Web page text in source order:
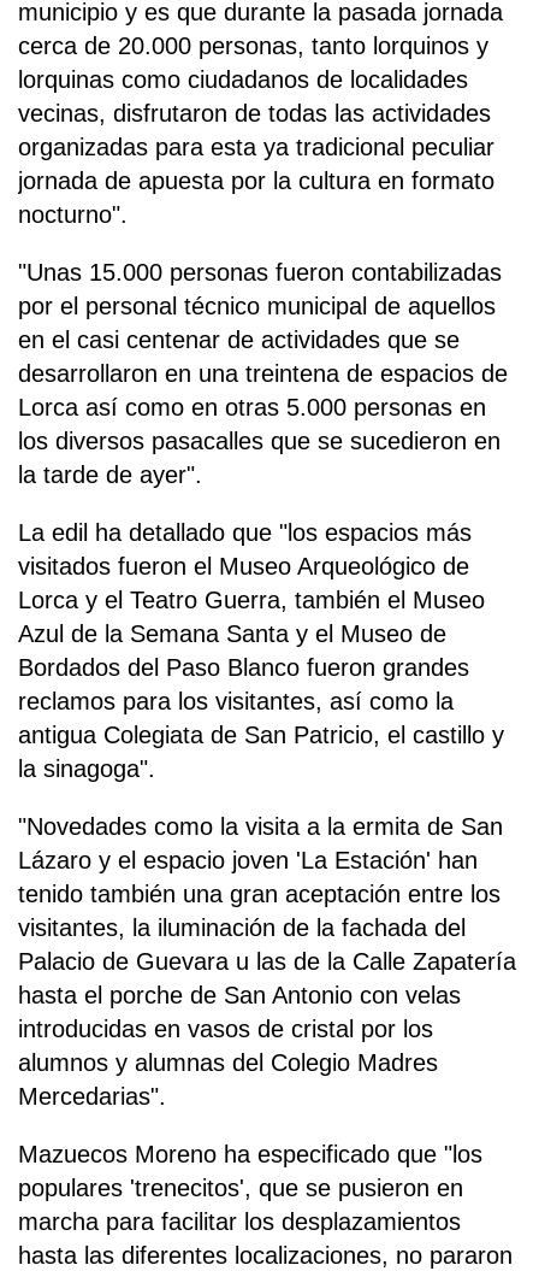
municipio y es que durante la pasada jornada
cerca de 20.000 personas, tanto lorquinos y
lorquinas como ciudadanos de localidades
vecinas, disfrutaron de todas las actividades
organizadas para esta ya tradicional peculiar
jornada de apuesta por la cultura en formato
nocturno".
"Unas 15.000 personas fueron contabilizadas
por el personal técnico municipal de aquellos
en el casi centenar de actividades que se
desarrollaron en una treintena de espacios de
Lorca así como en otras 5.000 personas en
los diversos pasacalles que se sucedieron en
la tarde de ayer".
La edil ha detallado que "los espacios más
visitados fueron el Museo Arqueológico de
Lorca y el Teatro Guerra, también el Museo
Azul de la Semana Santa y el Museo de
Bordados del Paso Blanco fueron grandes
reclamos para los visitantes, así como la
antigua Colegiata de San Patricio, el castillo y
la sinagoga".
"Novedades como la visita a la ermita de San
Lázaro y el espacio joven 'La Estación' han
tenido también una gran aceptación entre los
visitantes, la iluminación de la fachada del
Palacio de Guevara u las de la Calle Zapatería
hasta el porche de San Antonio con velas
introducidas en vasos de cristal por los
alumnos y alumnas del Colegio Madres
Mercedarias".
Mazuecos Moreno ha especificado que "los
populares 'trenecitos', que se pusieron en
marcha para facilitar los desplazamientos
hasta las diferentes localizaciones, no pararon